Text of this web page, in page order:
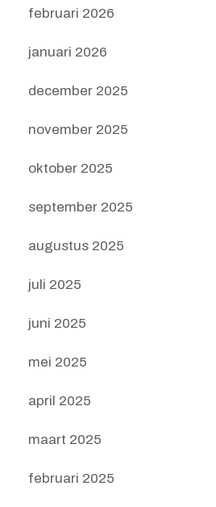
februari 2026
januari 2026
december 2025
november 2025
oktober 2025
september 2025
augustus 2025
juli 2025
juni 2025
mei 2025
april 2025
maart 2025
februari 2025